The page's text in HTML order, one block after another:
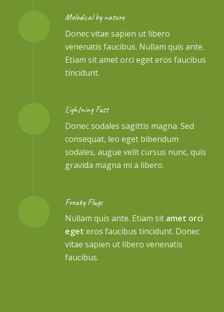
Melodical by nature
Donec vitae sapien ut libero
venenatis faucibus. Nullam quis ante.
Etiam sit amet orci eget eros faucibus
tincidunt.
Lightning Fast
Donec sodales sagittis magna. Sed
consequat, leo eget bibendum
sodales, augue velit cursus nunc, quis
gravida magna mi a libero.
Freaky Flags
Nullam quis ante. Etiam sit amet orci
eget eros faucibus tincidunt. Donec
vitae sapien ut libero venenatis
faucibus.